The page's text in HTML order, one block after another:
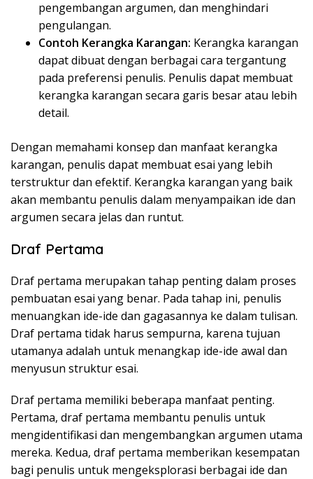
pengembangan argumen, dan menghindari
pengulangan.
Contoh Kerangka Karangan: Kerangka karangan
dapat dibuat dengan berbagai cara tergantung
pada preferensi penulis. Penulis dapat membuat
kerangka karangan secara garis besar atau lebih
detail.
Dengan memahami konsep dan manfaat kerangka
karangan, penulis dapat membuat esai yang lebih
terstruktur dan efektif. Kerangka karangan yang baik
akan membantu penulis dalam menyampaikan ide dan
argumen secara jelas dan runtut.
Draf Pertama
Draf pertama merupakan tahap penting dalam proses
pembuatan esai yang benar. Pada tahap ini, penulis
menuangkan ide-ide dan gagasannya ke dalam tulisan.
Draf pertama tidak harus sempurna, karena tujuan
utamanya adalah untuk menangkap ide-ide awal dan
menyusun struktur esai.
Draf pertama memiliki beberapa manfaat penting.
Pertama, draf pertama membantu penulis untuk
mengidentifikasi dan mengembangkan argumen utama
mereka. Kedua, draf pertama memberikan kesempatan
bagi penulis untuk mengeksplorasi berbagai ide dan